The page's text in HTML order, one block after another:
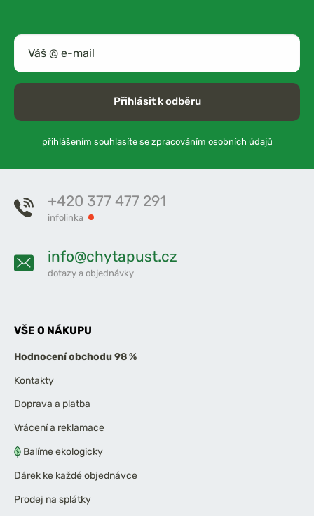
Přihlásit k odběru
přihlášením souhlasíte se zpracováním osobních údajů
+420 377 477 291
infolinka
info@chytapust.cz
dotazy a objednávky
VŠE O NÁKUPU
Hodnocení obchodu 98 %
Kontakty
Doprava a platba
Vrácení a reklamace
Balíme ekologicky
Dárek ke každé objednávce
Prodej na splátky